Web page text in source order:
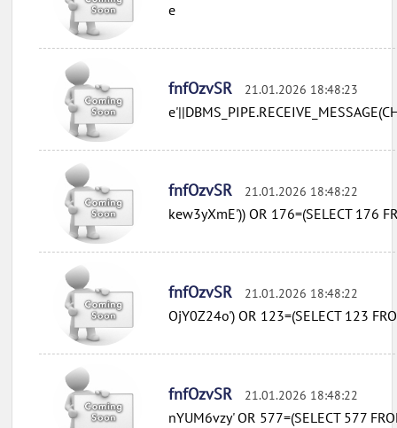
e
fnfOzvSR 21.01.2026 18:48:23
fnfOzvSR 21.01.2026 18:48:22
kew3yXmE')) OR 176=(SELECT 176
fnfOzvSR 21.01.2026 18:48:22
OjY0Z24o') OR 123=(SELECT 123
fnfOzvSR 21.01.2026 18:48:22
nYUM6vzy' OR 577=(SELECT 577